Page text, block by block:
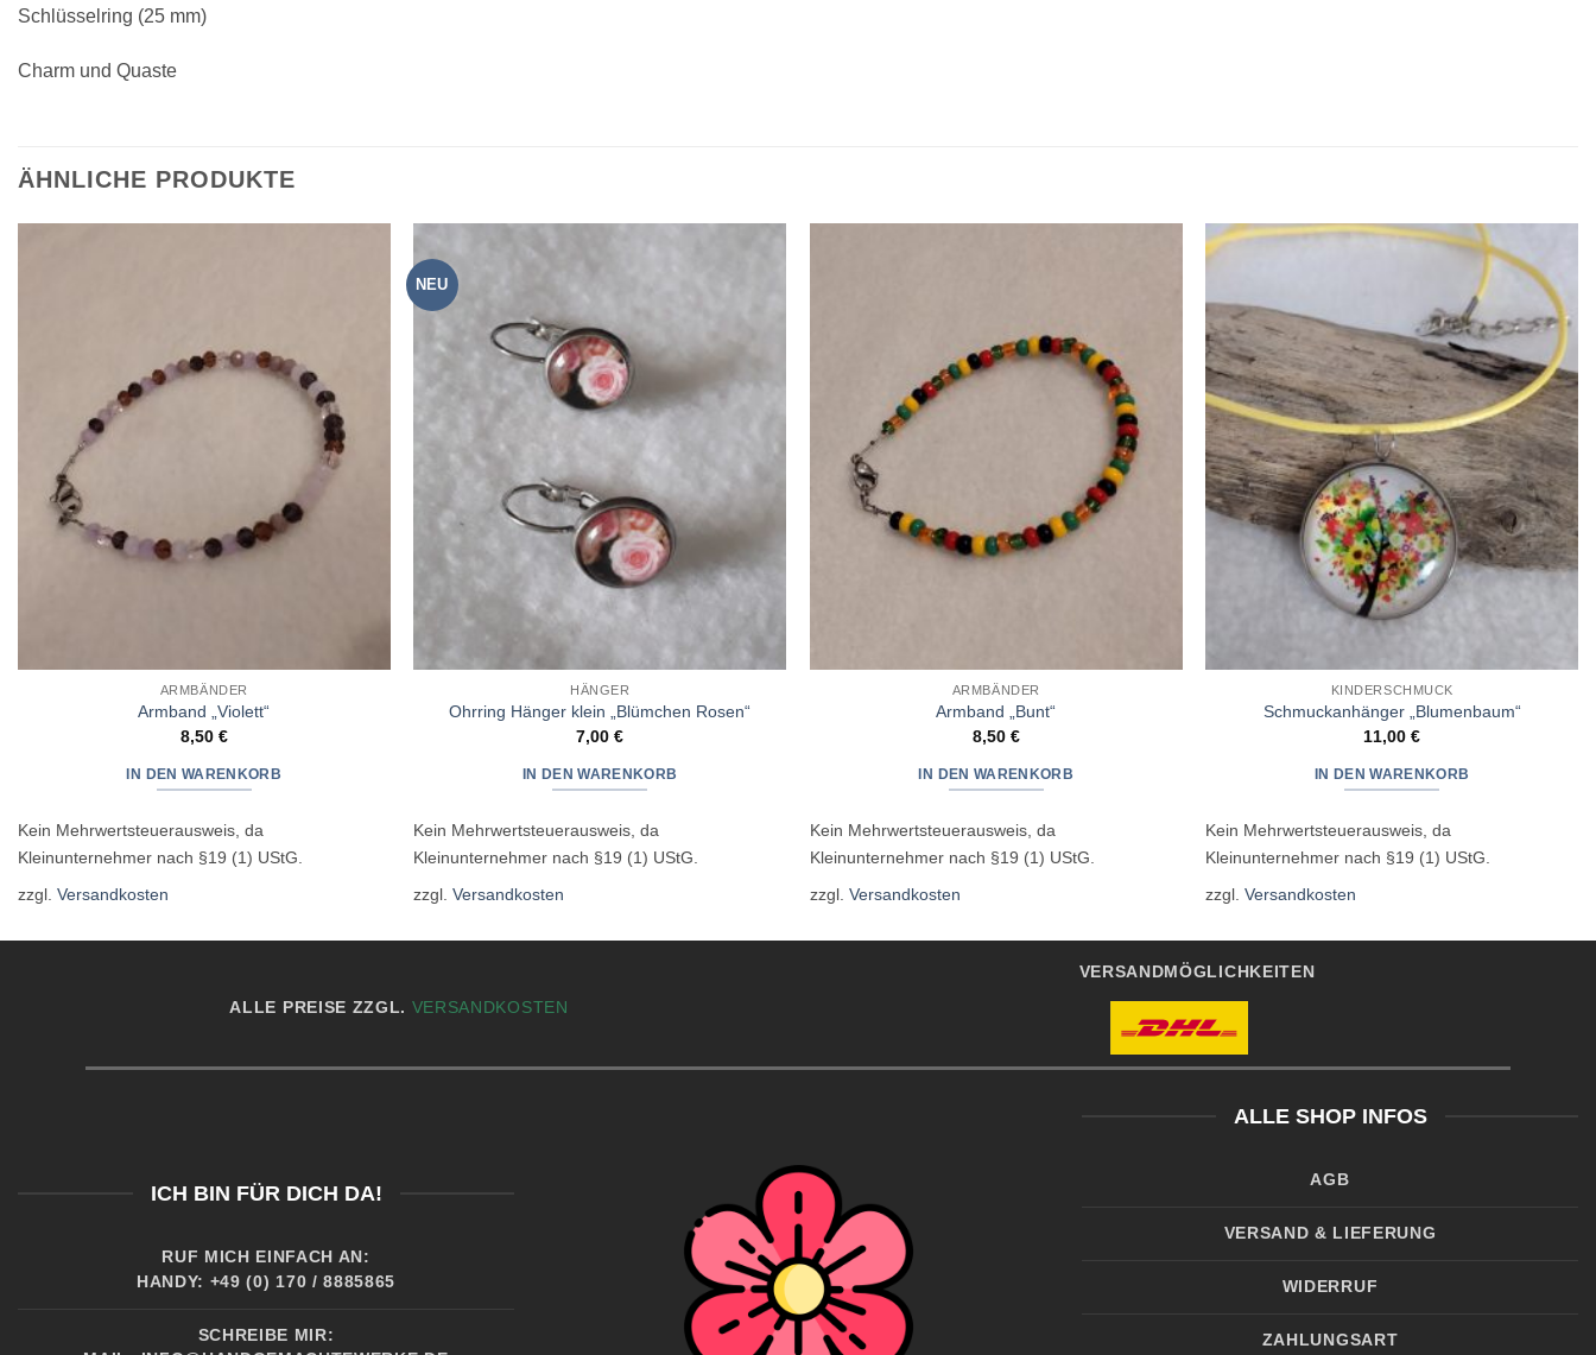
Schlüsselring (25 mm)
Charm und Quaste
ÄHNLICHE PRODUKTE
ARMBÄNDER
Armband „Violett“
8,50 €
IN DEN WARENKORB
Kein Mehrwertsteuerausweis, da
Kleinunternehmer nach §19 (1) UStG.
zzgl. Versandkosten
NEU
HÄNGER
Ohrring Hänger klein „Blümchen Rosen“
7,00€
IN DEN WARENKORB
Kein Mehrwertsteuerausweis, da
Kleinunternehmer nach §19 (1) UStG.
zzgl.Versandkosten
ARMBÄNDER
Armband „Bunt“
8,50 €
IN DEN WARENKORB
Kein Mehrwertsteuerausweis, da
Kleinunternehmer nach §19 (1) UStG.
zzgl. Versandkosten
Wunschliste
hinzufügen
KINDERSCHMUCK
Schmuckanhänger „Blumenbaum“
11,00€
IN DEN WARENKORB
Kein Mehrwertsteuerausweis, da
Kleinunternehmer nach §19 (1) UStG.
zzgl.Versandkosten
ALLE PREISE ZZGL. VERSANDKOSTEN
VERSANDMÖGLICHKEITEN
ICH BIN FÜR DICH DA!
RUF MICH EINFACH AN:
HANDY: +49 (0) 170 / 8885865
SCHREIBE MIR:
ALLE SHOP INFOS
AGB
VERSAND & LIEFERUNG
WIDERRUF
ZAHLUNGSART